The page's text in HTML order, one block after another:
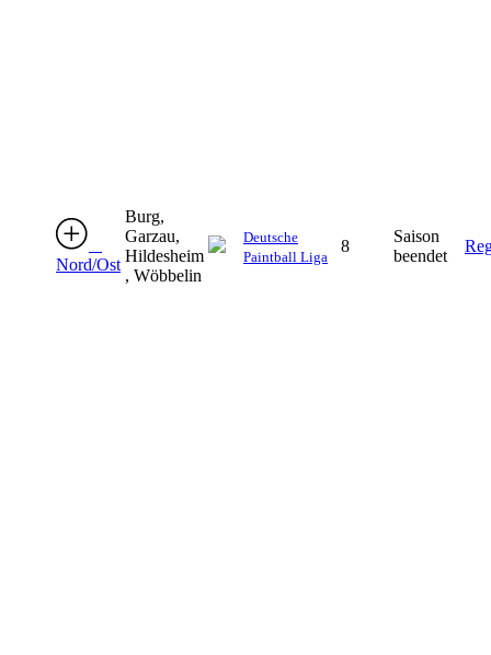
Nord/Ost
Burg,
Garzau,
Hildesheim
, Wöbbelin
Deutsche
Paintball Liga
8
Saison
beendet